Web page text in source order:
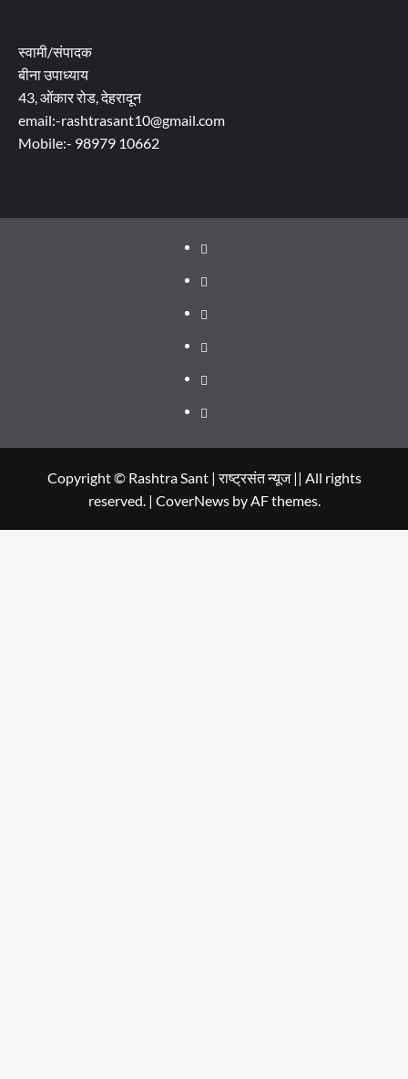
स्वामी/संपादक
बीना उपाध्याय
43, ओंकार रोड, देहरादून
email:-rashtrasant10@gmail.com
Mobile:- 98979 10662
About
WEB
SERIES
TO
Dehradun
Smart
City
Life
in
Dehradun
Places
to
in
Dehradun
सम्पर्क
Copyright © Rashtra Sant | राष्ट्रसंत न्यूज || All rights
reserved. | CoverNewsby AF themes.